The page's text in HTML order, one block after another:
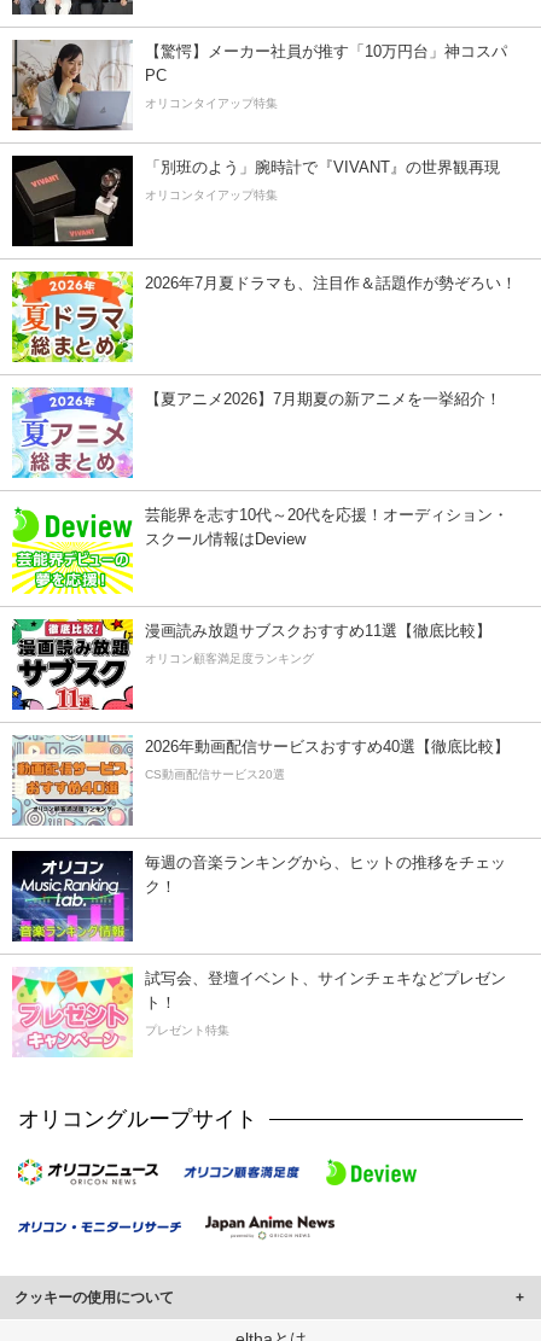
【驚愕】メーカー社員が推す「10万円台」神コスパ
PC
オリコンタイアップ特集
「別班のよう」腕時計で『VIVANT』の世界観再現
オリコンタイアップ特集
2026年7月夏ドラマも、注目作＆話題作が勢ぞろい！
【夏アニメ2026】7月期夏の新アニメを一挙紹介！
芸能界を志す10代～20代を応援！オーディション・
スクール情報はDeview
漫画読み放題サブスクおすすめ11選【徹底比較】
オリコン顧客満足度ランキング
2026年動画配信サービスおすすめ40選【徹底比較】
CS動画配信サービス20選
毎週の音楽ランキングから、ヒットの推移をチェッ
ク！
試写会、登壇イベント、サインチェキなどプレゼン
ト！
プレゼント特集
オリコングループサイト
クッキーの使用について
このサイトでは Cookie を使用して、ユーザーに合わせたコンテンツや広告の